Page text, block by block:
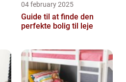
04 february 2025
Guide til at finde den
perfekte bolig til leje